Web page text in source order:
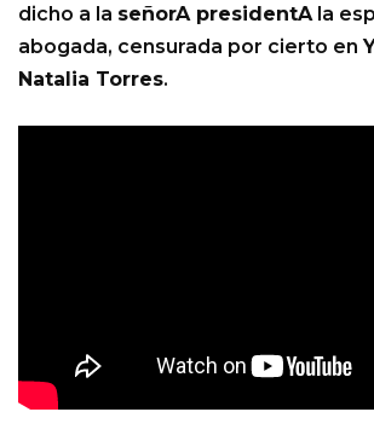
dicho a la señorA presidentAla
abogada, censurada por cierto en
Natalia Torres.